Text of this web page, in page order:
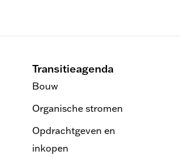
Transitieagenda
Bouw
Organische stromen
Opdrachtgeven en
inkopen